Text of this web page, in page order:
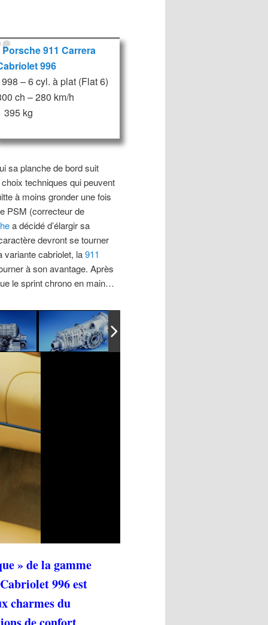
Porsche 911 Carrera
996
– 6 cyl. à plat (Flat 6)
ch – 280 km/h
395 kg
sa planche de bord suit
techniques qui peuvent
à moins gronder une fois
PSM (correcteur de
a décidé d’élargir sa
devront se tourner
variante cabriolet, la911
à son avantage. Après
le sprint chrono en main…
» de la gamme
996 est
charmes du